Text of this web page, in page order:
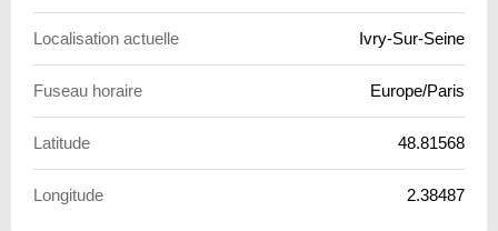
Localisation actuelle Ivry-Sur-Seine
Fuseau horaire Europe/Paris
Latitude 48.81568
Longitude 2.38487